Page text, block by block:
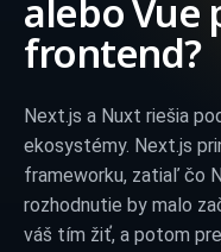
alebo Vue
frontend?
Next.js a Nuxt riešia
ekosystémy. Next.js
frameworku, zatiaľ čo
rozhodnutie by malo
váš tím žiť, a potom